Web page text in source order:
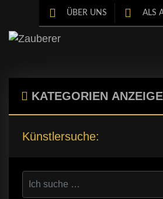
ÜBER UNS ALS
KATEGORIEN
Künstlersuche: